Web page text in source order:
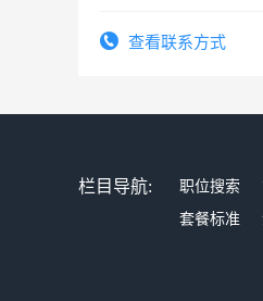
查看联系方式
栏目导航: 职位搜索
套餐标准